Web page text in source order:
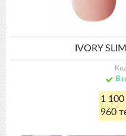
IVORY
В
1 100
960